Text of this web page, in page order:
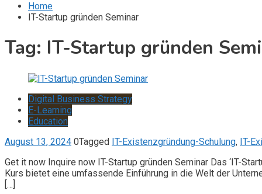
Home
IT-Startup gründen Seminar
Tag: IT-Startup gründen
Digital Business Strategy
E-Learning
Education
August 13, 2024 0Tagged IT-Existenzgründung-Schulung, IT-
Get it now Inquire now IT-Startup gründen Seminar Das ‘IT-
Kurs bietet eine umfassende Einführung in die Welt der
[…]